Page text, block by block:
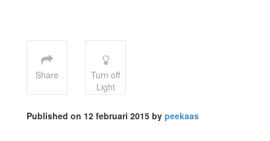
Share
Turn off
Light
Published on 12 februari 2015 by peekaas